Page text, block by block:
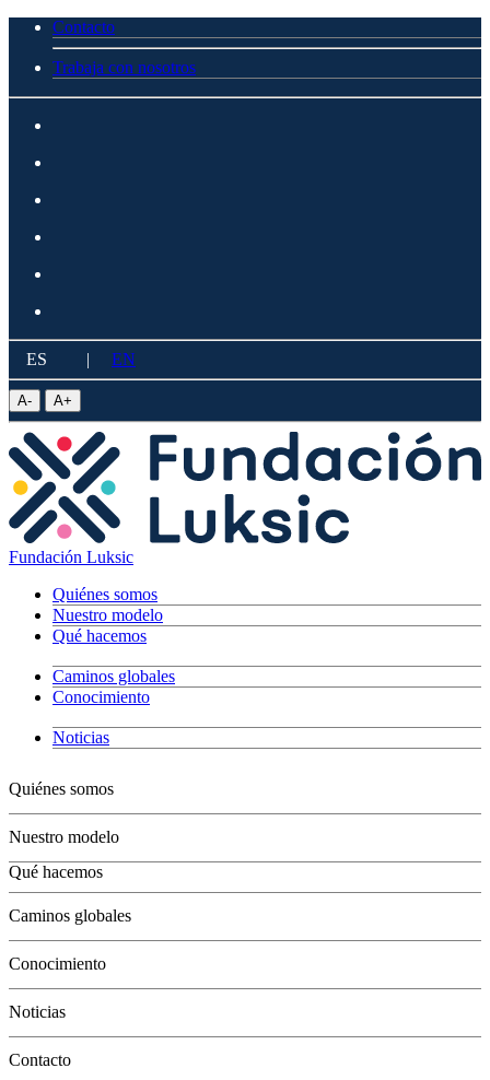
Contacto
Trabaja con nosotros
ES | EN
A- A+
Fundación Luksic
Quiénes somos
Nuestro modelo
Qué hacemos
Caminos globales
Conocimiento
Noticias
Quiénes somos
Nuestro modelo
Qué hacemos
Jóvenes
Adultos
Grandes
Conservación
Caminos globales
Conocimiento
Noticias
Contacto